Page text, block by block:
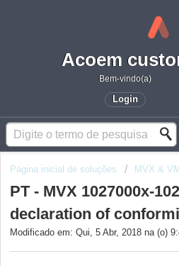
Bem-vindo(a)
Login
Página inicial de soluções MVX &
PT - MVX 1027000x-
declaration of
Modificado em: Qui, 5 Abr, 2018 na (o)